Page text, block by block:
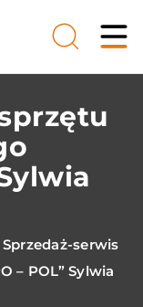
Sprzedaż-serwis
– POL” Sylwia